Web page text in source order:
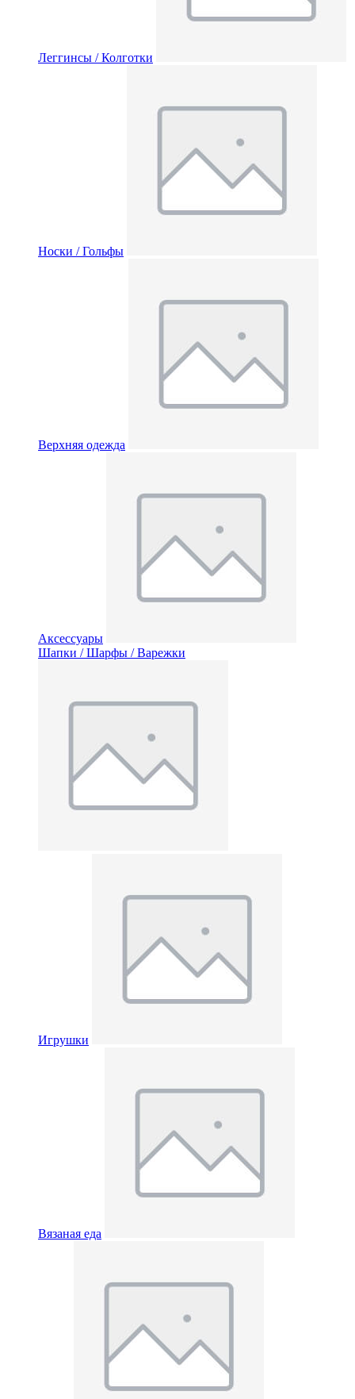
Леггинсы / Колготки
Носки / Гольфы
Верхняя одежда
Аксессуары
Шапки / Шарфы / Варежки
Игрушки
Вязаная еда